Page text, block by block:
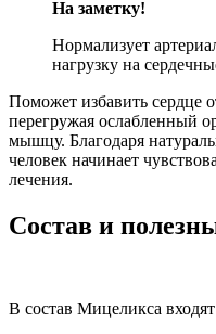
На заметку!
Нормализует
нагрузку на
Поможет избавить сердце
перегружая ослабленный
мышцу. Благодаря
человек начинает
лечения.
Состав и
В состав Мицеликса